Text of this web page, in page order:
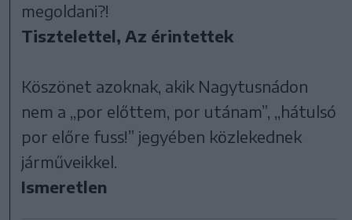
megoldani?!
Tisztelettel, Az érintettek
Köszönet azoknak, akik Nagytusnádon
nem a ,,por előttem, por utánam”, ,,hátulsó
por előre fuss!” jegyében közlekednek
járműveikkel.
Ismeretlen